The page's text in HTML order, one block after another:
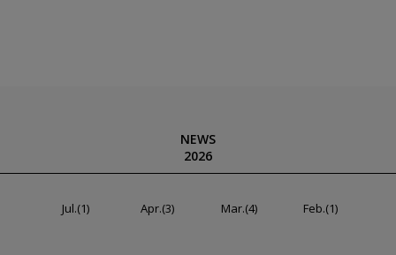
NEWS
2026
Jul.(1) Apr.(3) Mar.(4) Feb.(1)